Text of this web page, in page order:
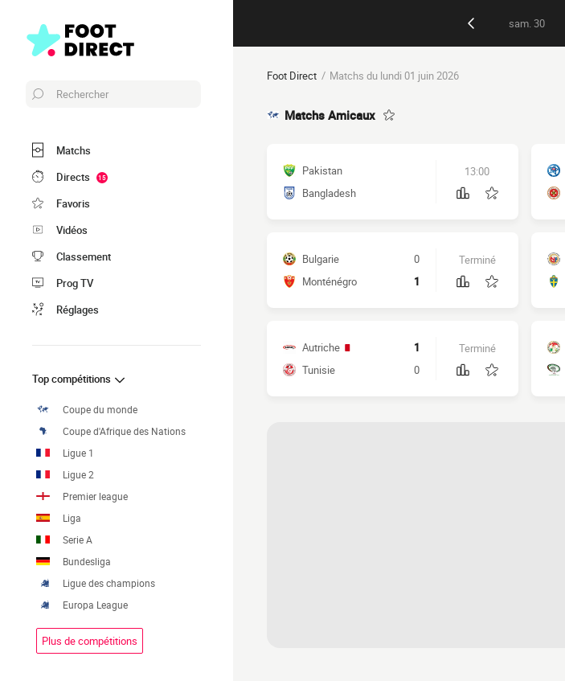
Rechercher
Matchs
Directs
15
Favoris
Vidéos
Classement
Prog TV
Réglages
Top compétitions
Coupe du monde
Coupe d'Afrique des Nations
Ligue 1
Ligue 2
Premier league
Liga
Serie A
Bundesliga
Ligue des champions
Europa League
Plus de compétitions
sam. 30
Foot Direct Matchs du lundi 01 juin 2026
Matchs Amicaux
Pakistan
Bangladesh
13:00
Bulgarie
0
Monténégro
1
Terminé
Autriche
1
Tunisie
0
Terminé